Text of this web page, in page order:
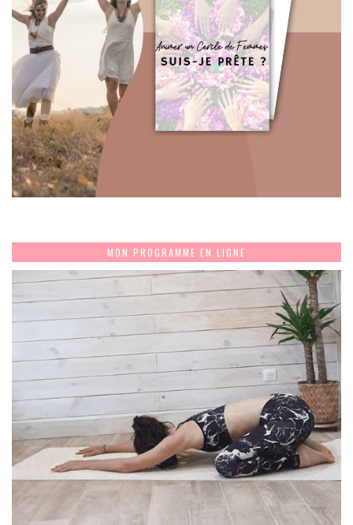
MON PROGRAMME EN LIGNE